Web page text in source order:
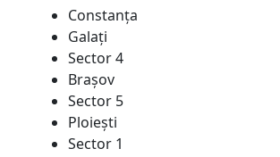
Constanţa
Galaţi
Sector 4
Braşov
Sector 5
Ploieşti
Sector 1